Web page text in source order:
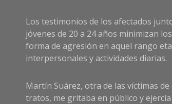
Los testimonios de los afectados
jóvenes de 20 a 24 años minimizan
forma de agresión en aquel rango
interpersonales y actividades diarias.
Martín Suárez, otra de las víctimas
tratos, me gritaba en público y